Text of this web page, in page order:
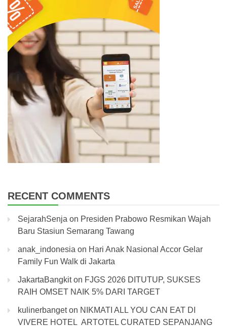
RECENT COMMENTS
SejarahSenja on Presiden Prabowo Resmikan Wajah
Baru Stasiun Semarang Tawang
anak_indonesia on Hari Anak Nasional Accor Gelar
Family Fun Walk di Jakarta
JakartaBangkiton FJGS 2026 DITUTUP, SUKSES
RAIH OMSET NAIK 5% DARI TARGET
kulinerbangeton NIKMATI ALL YOU CAN EAT DI
VIVERE HOTEL ARTOTEL CURATED SEPANJANG